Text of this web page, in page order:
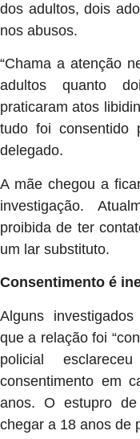
dos adultos, dois
nos abusos.
“Chama a atenção
adultos quanto
praticaram atos
tudo foi consentido
delegado.
A mãe chegou a
investigação.
proibida de ter
um lar substituto.
Consentimento é
Alguns
que a relação foi
policial
consentimento em
anos. O estupro
chegar a 18 anos de